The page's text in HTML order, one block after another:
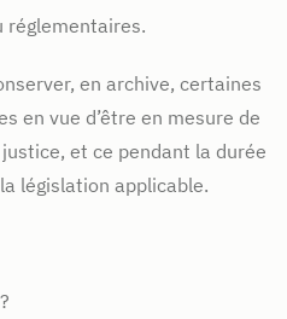
réglementaires.
en archive, certaines
en vue d’être en mesure de
et ce pendant la durée
législation applicable.